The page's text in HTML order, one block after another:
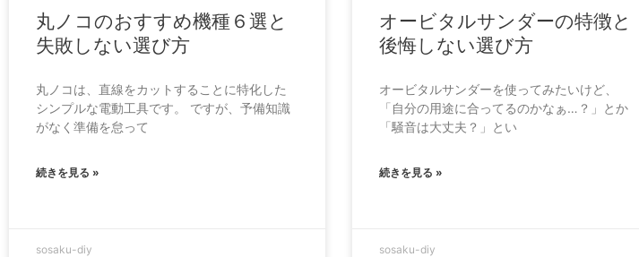
丸ノコのおすすめ機種６選と
失敗しない選び方
丸ノコは、直線をカットすることに特化した
シンプルな電動工具です。 ですが、予備知識
がなく準備を怠って
続きを見る »
sosaku-diy
オービタルサンダーの特徴と
後悔しない選び方
オービタルサンダーを使ってみたいけど、
「自分の用途に合ってるのかなぁ…？」とか
「騒音は大丈夫？」とい
続きを見る »
sosaku-diy